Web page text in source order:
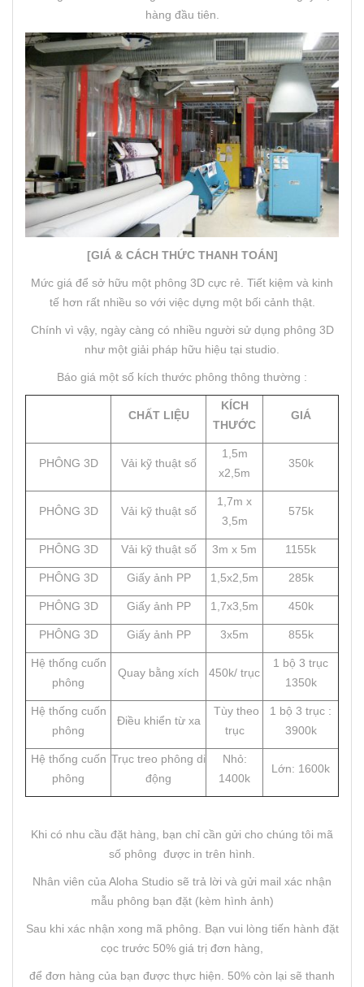
hàng đầu tiên.
[GIÁ & CÁCH THỨC THANH TOÁN]
Mức giá để sở hữu một phông 3D cực rẻ. Tiết kiệm và kinh
tế hơn rất nhiều so với việc dựng một bối cảnh thật.
Chính vì vậy, ngày càng có nhiều người sử dụng phông 3D
như một giải pháp hữu hiệu tại studio.
Báo giá một số kích thước phông thông thường :
CHẤT LIỆU
KÍCH
THƯỚC
GIÁ
PHÔNG 3D Vải kỹ thuật số
1,5m
x2,5m
350k
PHÔNG 3D Vải kỹ thuật số
1,7m x
3,5m
575k
PHÔNG 3D Vải kỹ thuật số 3m x 5m 1155k
PHÔNG 3D Giấy ảnh PP 1,5x2,5m 285k
PHÔNG 3D Giấy ảnh PP 1,7x3,5m 450k
PHÔNG 3D Giấy ảnh PP 3x5m 855k
Hệ thống cuốn
phông
Quay bằng xích 450k/ trục
1 bộ 3 trục
1350k
Hệ thống cuốn
phông
Điều khiển từ xa
Tùy theo
trục
1 bộ 3 trục :
3900k
Hệ thống cuốn
phông
Trục treo phông di
động
Nhỏ:
1400k
Lớn: 1600k
Khi có nhu cầu đặt hàng, bạn chỉ cần gửi cho chúng tôi mã
số phông được in trên hình.
Nhân viên của Aloha Studio sẽ trả lời và gửi mail xác nhận
mẫu phông bạn đặt (kèm hình ảnh)
Sau khi xác nhận xong mã phông. Bạn vui lòng tiến hành đặt
cọc trước 50% giá trị đơn hàng,
để đơn hàng của bạn được thực hiện. 50% còn lại sẽ thanh